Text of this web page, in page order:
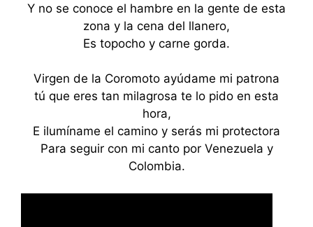
Y no se conoce el hambre en la gente de esta
zona y la cena del llanero,
Es topocho y carne gorda.
Virgen de la Coromoto ayúdame mi patrona
tú que eres tan milagrosa te lo pido en esta
hora,
E ilumíname el camino y serás mi protectora
Para seguir con mi canto por Venezuela y
Colombia.